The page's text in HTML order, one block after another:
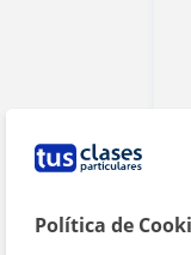
Política de